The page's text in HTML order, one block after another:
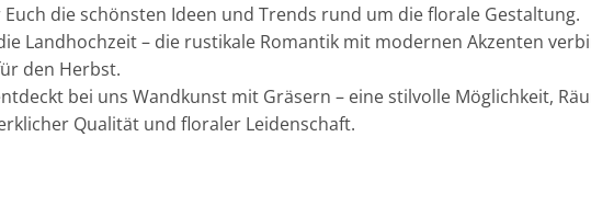
die schönsten Ideen und Trends rund um die florale Gestaltung.
Landhochzeit – die rustikale Romantik mit modernen Akzenten
den Herbst.
bei uns Wandkunst mit Gräsern – eine stilvolle Möglichkeit,
Qualität und floraler Leidenschaft.